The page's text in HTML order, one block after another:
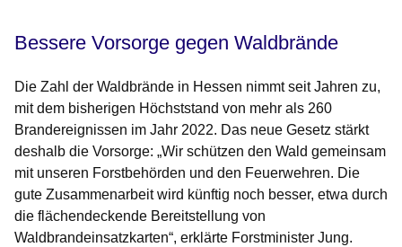
Bessere Vorsorge gegen Waldbrände
Die Zahl der Waldbrände in Hessen nimmt seit Jahren zu,
mit dem bisherigen Höchststand von mehr als 260
Brandereignissen im Jahr 2022. Das neue Gesetz stärkt
deshalb die Vorsorge: „Wir schützen den Wald gemeinsam
mit unseren Forstbehörden und den Feuerwehren. Die
gute Zusammenarbeit wird künftig noch besser, etwa durch
die flächendeckende Bereitstellung von
Waldbrandeinsatzkarten“, erklärte Forstminister Jung.